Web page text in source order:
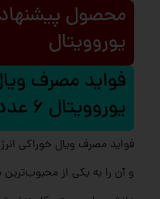
محصول
یوروویتال
فواید مصرف
یوروویتال 6 عدد
فواید مصرف ویال خوراکی
و آن را به یکی از محبوب‌ترین